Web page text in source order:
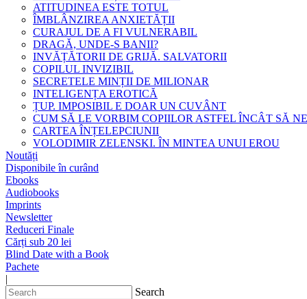
ATITUDINEA ESTE TOTUL
ÎMBLÂNZIREA ANXIETĂȚII
CURAJUL DE A FI VULNERABIL
DRAGĂ, UNDE-S BANII?
INVĂȚĂTORII DE GRIJĂ. SALVATORII
COPILUL INVIZIBIL
SECRETELE MINȚII DE MILIONAR
INTELIGENȚA EROTICĂ
ȚUP. IMPOSIBIL E DOAR UN CUVÂNT
CUM SĂ LE VORBIM COPIILOR ASTFEL ÎNCÂT SĂ
CARTEA ÎNȚELEPCIUNII
VOLODIMIR ZELENSKI. ÎN MINTEA UNUI EROU
Noutăți
Disponibile în curând
Ebooks
Audiobooks
Imprints
Newsletter
Reduceri Finale
Cărți sub 20 lei
Blind Date with a Book
Pachete
|
Search